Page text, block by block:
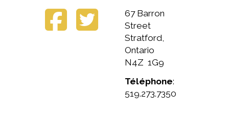
67 Barron
Street
Stratford,
Ontario
N4Z 1G9
Téléphone:
519.273.7350